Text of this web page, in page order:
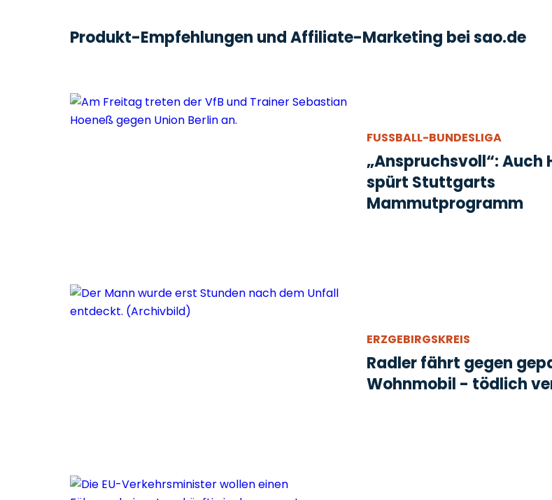
Produkt-Empfehlungen und Affiliate-Marketing bei sao.de
FUSSBALL-BUNDESLIGA
„Anspruchsvoll“: Auch
spürt Stuttgarts
Mammutprogramm
ERZGEBIRGSKREIS
Radler fährt gegen
Wohnmobil - tödlich